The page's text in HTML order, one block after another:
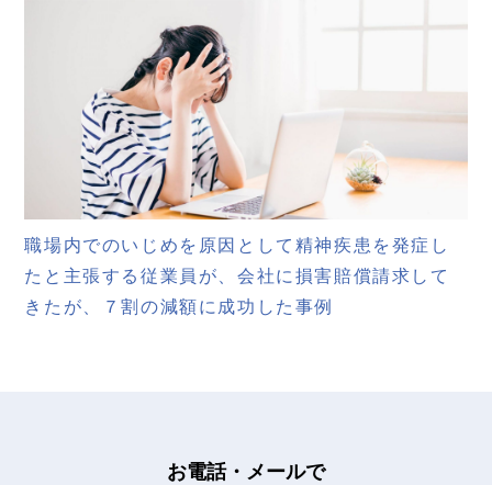
職場内でのいじめを原因として精神疾患を発症し
たと主張する従業員が、会社に損害賠償請求して
きたが、７割の減額に成功した事例
お電話・メールで